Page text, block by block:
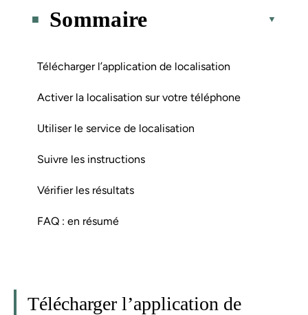
Sommaire
Télécharger l’application de localisation
Activer la localisation sur votre téléphone
Utiliser le service de localisation
Suivre les instructions
Vérifier les résultats
FAQ : en résumé
Télécharger l’application de